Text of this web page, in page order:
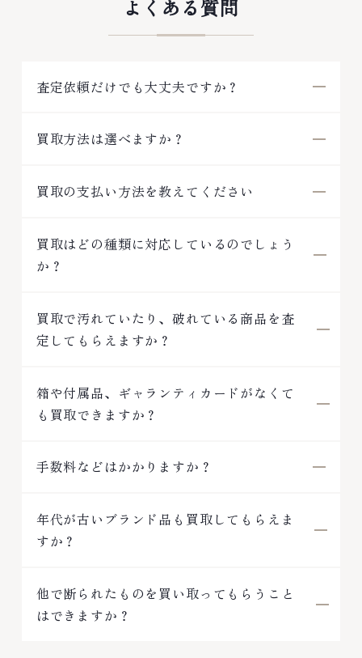
よくある質問
査定依頼だけでも大丈夫ですか？
買取方法は選べますか？
買取の支払い方法を教えてください
買取はどの種類に対応しているのでしょう
か？
買取で汚れていたり、破れている商品を査
定してもらえますか？
箱や付属品、ギャランティカードがなくて
も買取できますか？
手数料などはかかりますか？
年代が古いブランド品も買取してもらえま
すか？
他で断られたものを買い取ってもらうこと
はできますか？